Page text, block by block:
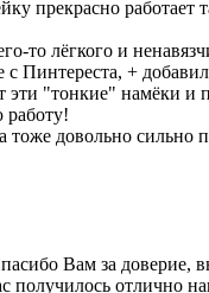
прекрасно работает
то лёгкого и
с Пинтереста, +
"тонкие" намёки и
работу!
довольно сильно
Вам за
отлично